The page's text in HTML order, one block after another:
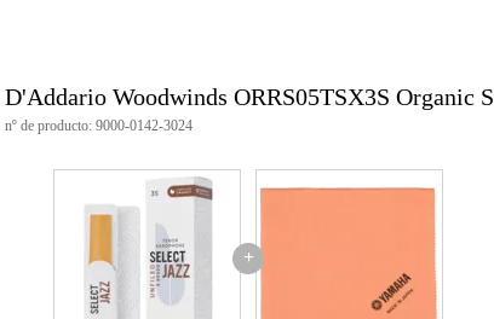
D'Addario Woodwinds ORRS05TSX3S Organic
nº de producto: 9000-0142-3024
+